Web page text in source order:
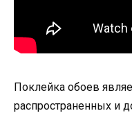
Поклейка обоев
распространенных и